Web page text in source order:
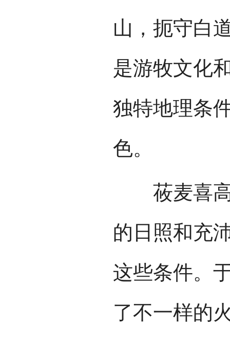
山，扼守白
是游牧文化
独特地理条
色。
莜麦喜高
的日照和充
这些条件。
了不一样的